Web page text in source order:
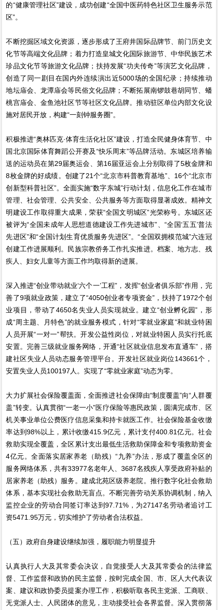
的“健康管理社区”建设，成功创建“全国中医药特色社区卫生服务示范
区”。
不断挖掘区域文化资源，逐步形成了王府井国际品牌节、前门历史文
化节等高端文化品牌；着力打造皇城文化国际旅游节、中华民族艺术
珍品文化节等旅游文化品牌；扶持发展“功夫传奇”等演艺文化品牌，
创造了同一剧目在国内外连续演出近5000场的全国纪录；持续推动
地坛庙会、龙潭庙会等民俗文化品牌；不断拓展南锣鼓巷胡同节、蟠
桃宫庙会、金鱼池社区节等社区文化品牌。推动驻区单位内部文化设
施对居民开放，构建“一刻钟服务圈”。
积极推进“奥林匹克·体育生活化社区”建设，打造全民健身体育节、中
国北京国际体育舞蹈公开赛及“快乐周末”等品牌活动。东城区培养输
送的运动员在第29届奥运会、第16届亚运会上分别取得了5枚金牌和
8枚金牌的好成绩。创建了21个“北京市科普教育基地”、16个“北京市
创新型科普社区”。全面实施“数字东城”行动计划，信息化工作在城市
管理、社会管理、公共安全、公共服务等方面取得显著成效。精神文
明建设工作取得重大成果，荣获“全国文明城区”光荣称号。东城区还
被评为“全国未成年人思想道德建设工作先进城市”、“全国‘五五’普法
先进区”和“全国计划生育优质服务先进区”。“全国双拥模范城”六连冠
创建工作进展顺利。民族宗教侨务工作扎实推进。档案、地方志、残
疾人、妇女儿童等方面工作均取得新的进展。
深入推进“创业带动就业‘六个一’工程”，发挥“创业者俱乐部”作用，完
善了9项就业政策，建立了“4050创业者专项资金”，扶持了1972个创
业项目，带动了4650名失业人员实现就业。建立“创业孵化园”，形
成“周主题、月特色”的就业服务模式，针对“零就业家庭”和就业特困
人员开展“一对一”帮扶。开发公益性岗位，对就业特困人员实行托底
安置。完善三级就业服务网络，开通“社区就业信息发布直通车”，搭
建社区失业人员动态服务管理平台。开发社区就业岗位143661个，
安置失业人员100197人。实现了“零就业家庭”动态为零。
大力扩展社会保险覆盖面，全面推进社会保障由“制度覆盖”向“人群覆
盖”转变。认真贯彻“一老一小”医疗保险等惠民政策，圆满完成市、区
机关事业单位公费医疗信息采集和持卡就医工作。社会保险基金收缴
率达到98%以上，累计收缴415.9亿元，累计支付400.81亿元。社会
救助实现全覆盖，全区累计支出最低生活救助保障金和专项救助资金
4亿元。全面落实居家养老（助残）“九养”办法，形成了覆盖全区的
服务网络体系，共有33977名老年人、3687名残疾人享受政府补贴的
居家养老（助残）服务。建成北苑区级养老院。推行数字化社会救助
体系，基本实现社会救助无盲点。不断完善劳动关系协调机制，纳入
监控企业的劳动合同签订率达到97.71%，为27147名劳动者追讨工
资5471.95万元，切实维护了劳动者合法权益。
（五）政府自身建设继续加强，履职能力明显提升
认真执行人大及其常委会决议，自觉接受人大及其常委会的法律监
督、工作监督和政协的民主监督，按时完成全国、市、区人大代表议
案、建议和政协委员提案办理工作，积极听取各民主党派、工商联、
无党派人士、人民团体的意见，主动接受社会各界监督。深入贯彻落